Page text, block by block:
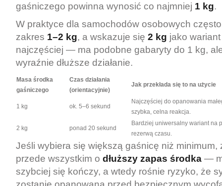
gaśniczego powinna wynosić co najmniej 1 kg.
W praktyce dla samochodów osobowych
zakres 1–2 kg, a wskazuje się 2 kg jako
najczęściej — ma podobne gabaryty do 1 kg,
wyraźnie dłuższe działanie.
Masa środka
gaśniczego
Czas działania
(orientacyjnie)
Jak przekłada się to na użycie
1 kg ok. 5–6 sekund
Najczęściej do opanowania
szybka, celna reakcja.
2 kg ponad 20 sekund
Bardziej uniwersalny wariant na
rezerwą czasu.
Jeśli wybiera się większą gaśnicę niż minimum,
przede wszystkim o dłuższy zapas środka —
szybciej się kończy, a wtedy rośnie ryzyko, że